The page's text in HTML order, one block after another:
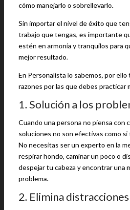
cómo manejarlo o sobrellevarlo.
Sin importar el nivel de éxito que
trabajo que tengas, es importante
estén en armonía y tranquilos para
mejor resultado.
En Personalista lo sabemos, por
razones por las que debes practicar
1. Solución a los
Cuando una persona no piensa con
soluciones no son efectivas como si
No necesitas ser un experto en la
respirar hondo, caminar un poco o
despejar tu cabeza y encontrar una
problema.
2. Elimina distracciones